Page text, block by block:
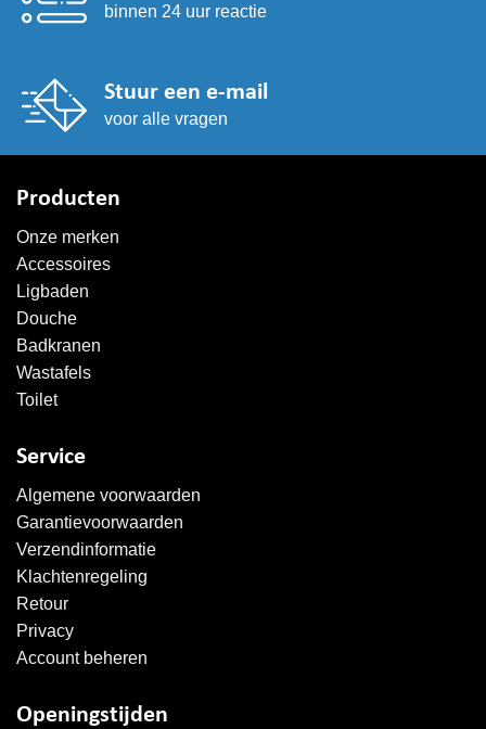
binnen 24 uur reactie
Stuur een e-mail
voor alle vragen
Producten
Onze merken
Accessoires
Ligbaden
Douche
Badkranen
Wastafels
Toilet
Service
Algemene voorwaarden
Garantievoorwaarden
Verzendinformatie
Klachtenregeling
Retour
Privacy
Account beheren
Openingstijden